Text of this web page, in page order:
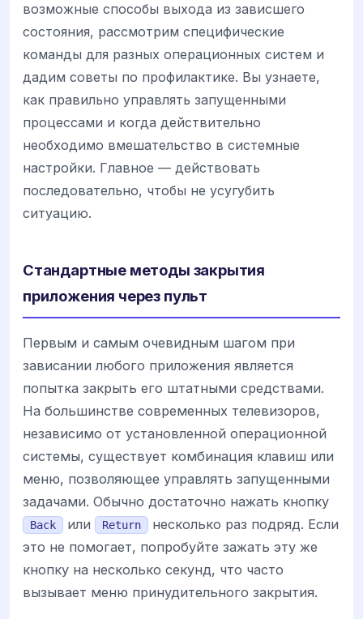
возможные способы выхода из зависшего
состояния, рассмотрим специфические
команды для разных операционных систем и
дадим советы по профилактике. Вы узнаете,
как правильно управлять запущенными
процессами и когда действительно
необходимо вмешательство в системные
настройки. Главное — действовать
последовательно, чтобы не усугубить
ситуацию.
Стандартные методы закрытия
приложения через пульт
Первым и самым очевидным шагом при
зависании любого приложения является
попытка закрыть его штатными средствами.
На большинстве современных телевизоров,
независимо от установленной операционной
системы, существует комбинация клавиш или
меню, позволяющее управлять запущенными
задачами. Обычно достаточно нажать кнопку
Back или Return
несколько раз подряд. Если
это не помогает, попробуйте зажать эту же
кнопку на несколько секунд, что часто
вызывает меню принудительного закрытия.